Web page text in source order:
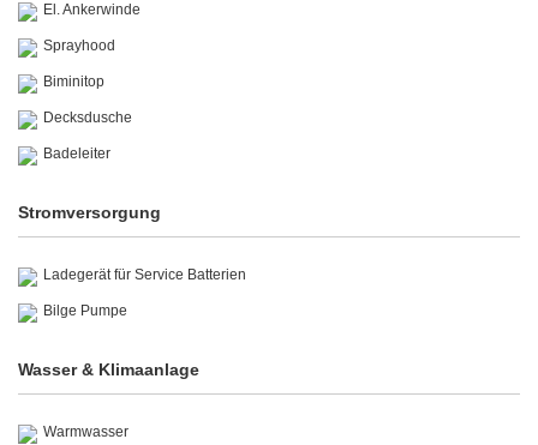
El. Ankerwinde
Sprayhood
Biminitop
Decksdusche
Badeleiter
Stromversorgung
Ladegerät für Service Batterien
Bilge Pumpe
Wasser & Klimaanlage
Warmwasser